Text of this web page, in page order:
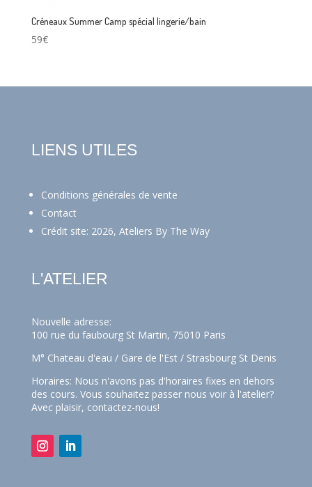
Créneaux Summer Camp spécial lingerie/bain
59€
LIENS UTILES
Conditions générales de vente
Contact
Crédit site: 2026, Ateliers By The Way
L'ATELIER
Nouvelle adresse:
100 rue du faubourg St Martin, 75010 Paris
M° Chateau d'eau / Gare de l'Est / Strasbourg St Denis
Horaires: Nous n'avons pas d'horaires fixes en dehors
des cours. Vous souhaitez passer nous voir à l'atelier?
Avec plaisir, contactez-nous!